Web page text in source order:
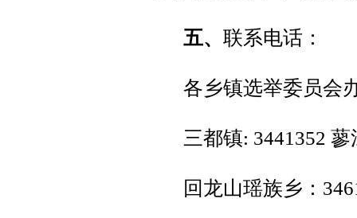
五、 联系电话：
各乡镇选举委员会
三都镇: 3441352
回龙山瑶族乡：